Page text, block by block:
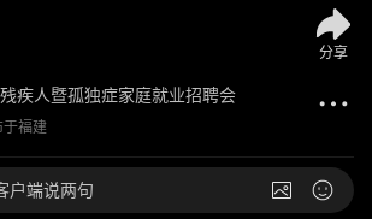
疾人暨孤独症家庭就业招聘会
于福建
分享
户端说两句